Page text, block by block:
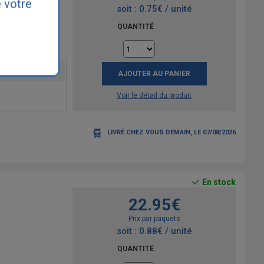
soit : 0.75€ / unité
QUANTITÉ
AJOUTER AU PANIER
Voir le détail du produit
LIVRÉ CHEZ VOUS DEMAIN, LE 07/08/2026
En stock
22.95€
Prix par paquets
soit : 0.88€ / unité
QUANTITÉ
votre